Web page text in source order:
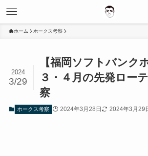
ホーム ホークス考察
【福岡ソフトバンク
３・４月の先発ロー
察
2024
3/29
ホークス考察 2024年3月28日 2024年3月29